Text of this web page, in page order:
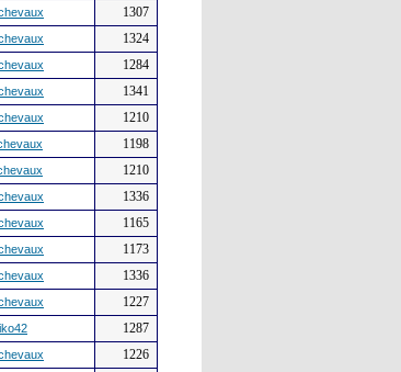
1307
1324
1284
1341
1210
1198
1210
1336
1165
1173
1336
1227
1287
1226